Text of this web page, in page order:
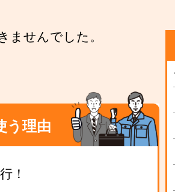
ませんでした。
う理由
！